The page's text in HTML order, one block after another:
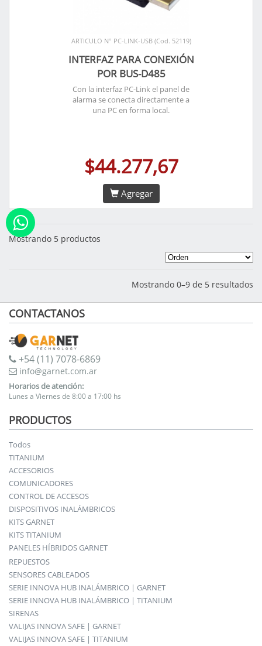
ARTICULO N° PC-LINK-USB (Cod. 52119)
INTERFAZ PARA CONEXIÓN
POR BUS-D485
Con la interfaz PC-Link el panel de
alarma se conecta directamente a
una PC en forma local.
$44.277,67
Agregar
Mostrando 5 productos
Mostrando 0–9 de 5 resultados
CONTACTANOS
+54 (11) 7078-6869
info@garnet.com.ar
Horarios de atención:
Lunes a Viernes de 8:00 a 17:00 hs
PRODUCTOS
Todos
TITANIUM
ACCESORIOS
COMUNICADORES
CONTROL DE ACCESOS
DISPOSITIVOS INALÁMBRICOS
KITS GARNET
KITS TITANIUM
PANELES HÍBRIDOS GARNET
REPUESTOS
SENSORES CABLEADOS
SERIE INNOVA HUB INALÁMBRICO | GARNET
SERIE INNOVA HUB INALÁMBRICO | TITANIUM
SIRENAS
VALIJAS INNOVA SAFE | GARNET
VALIJAS INNOVA SAFE | TITANIUM